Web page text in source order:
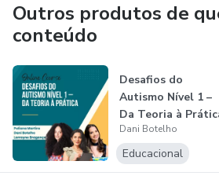
Outros produtos de
conteúdo
Desafios do
Autismo Nível 1 –
Da Teoria à
Dani Botelho
Educacional